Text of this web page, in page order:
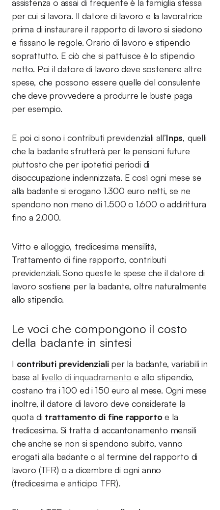
assistenza o assai di frequente è la famiglia stessa
per cui si lavora. Il datore di lavoro e la lavoratrice
prima di instaurare il rapporto di lavoro si siedono
e fissano le regole. Orario di lavoro e stipendio
soprattutto. E ciò che si pattuisce è lo stipendio
netto. Poi il datore di lavoro deve sostenere altre
spese, che possono essere quelle del consulente
che deve provvedere a produrre le buste paga
per esempio.
E poi ci sono i contributi previdenziali all’Inps, quelli
che la badante sfrutterà per le pensioni future
piuttosto che per ipotetici periodi di
disoccupazione indennizzata. E così ogni mese se
alla badante si erogano 1.300 euro netti, se ne
spendono non meno di 1.500 o 1.600 o addirittura
fino a 2.000.
Vitto e alloggio, tredicesima mensilità,
Trattamento di fine rapporto, contributi
previdenziali. Sono queste le spese che il datore di
lavoro sostiene per la badante, oltre naturalmente
allo stipendio.
Le voci che compongono il costo
della badante in sintesi
I contributi previdenzialiper la badante, variabili in
base al livello di inquadramento e allo stipendio,
costano tra i 100 ed i 150 euro al mese. Ogni mese
inoltre, il datore di lavoro deve considerate la
quota di trattamento di fine rapportoe la
tredicesima. Si tratta di accantonamento mensili
che anche se non si spendono subito, vanno
erogati alla badante o al termine del rapporto di
lavoro (TFR) o a dicembre di ogni anno
(tredicesima e anticipo TFR).